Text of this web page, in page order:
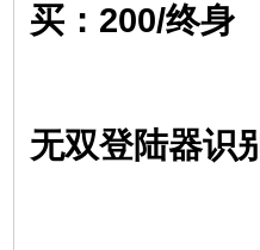
买：200/终身
无双登陆器识